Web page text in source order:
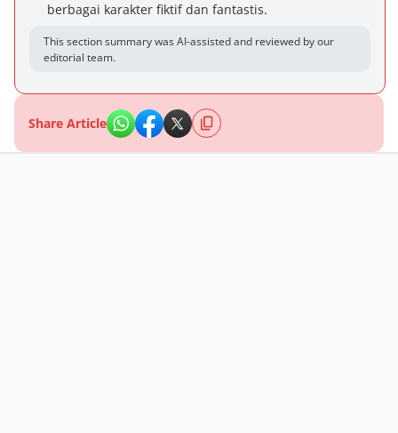
berbagai karakter fiktif dan fantastis.
This section summary was AI-assisted and reviewed by our
editorial team.
Share Article